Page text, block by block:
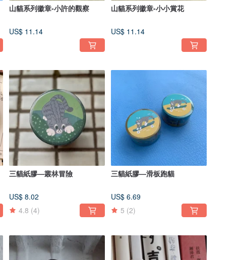
山貓系列徽章-小許的觀察
US$ 11.14
山貓系列徽章-小小賞花
US$ 11.14
三貓紙膠—叢林冒險
US$ 8.02
4.8 (4)
三貓紙膠—滑板跑貓
US$ 6.69
5 (2)